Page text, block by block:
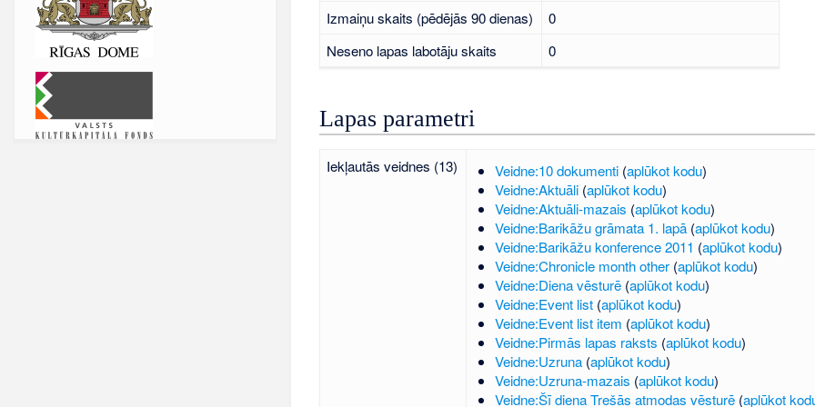
Izmaiņu skaits (pēdējās 90 dienas)
0
Neseno lapas labotāju skaits
0
Lapas parametri
Iekļautās veidnes (13) Veidne:10 dokumenti (aplūkot kodu)
Veidne:Aktuāli (aplūkot kodu)
Veidne:Aktuāli-mazais (aplūkot kodu)
Veidne:Barikāžu grāmata 1. lapā (aplūkot kodu)
Veidne:Barikāžu konference 2011 (aplūkot kodu)
Veidne:Chronicle month other (aplūkot kodu)
Veidne:Diena vēsturē (aplūkot kodu)
Veidne:Event list (aplūkot kodu)
Veidne:Event list item (aplūkot kodu)
Veidne:Pirmās lapas raksts (aplūkot kodu)
Veidne:Uzruna (aplūkot kodu)
Veidne:Uzruna-mazais (aplūkot kodu)
Veidne:Šī diena Trešās atmodas vēsturē (aplūkot